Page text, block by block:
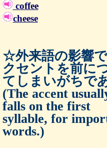
coffee
cheese
☆外来語の影響
クセントを前に
てしまいがちで
(The accent
falls on the first
syllable, for
words.)